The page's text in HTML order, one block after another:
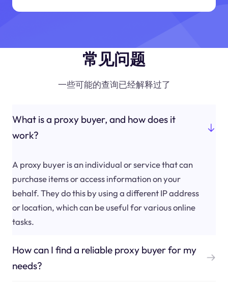
常见问题
一些可能的查询已经解释过了
What is a proxy buyer, and how does it
work?
A proxy buyer is an individual or service that can
purchase items or access information on your
behalf. They do this by using a different IP address
or location, which can be useful for various online
tasks.
How can I find a reliable proxy buyer for my
needs?